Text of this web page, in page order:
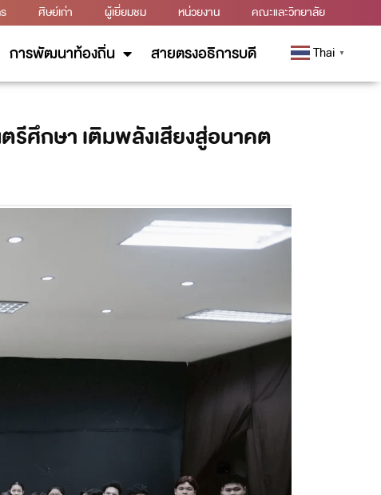
ศิษย์เก่า ผู้เยี่ยมชม หน่วยงาน คณะและวิทยาลัย
การพัฒนาท้องถิ่น สายตรงอธิการบดี Thai ▼
รีศึกษา เติมพลังเสียงสู่อนาคต